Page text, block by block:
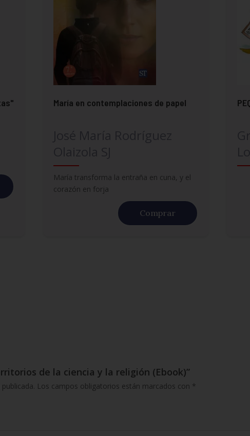
María en contemplaciones de papel
María transforma la entraña en cuna, y el
corazón en forja
Comprar
de la ciencia y la religión (Ebook)”
Los campos obligatorios están marcados con *